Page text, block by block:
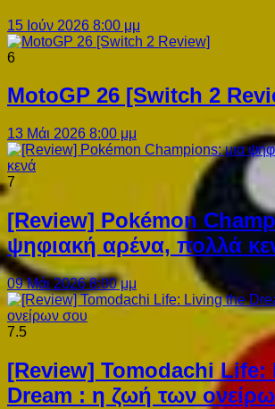
15 Ιούν 2026 8:00 μμ
6
MotoGP 26 [Switch 2
13 Μάι 2026 8:00 μμ
7
[Review] Pokémon
ψηφιακή αρένα, πολλά
09 Μάι 2026 8:00 μμ
7.5
[Review] Tomodachi
Dream : η ζωή των